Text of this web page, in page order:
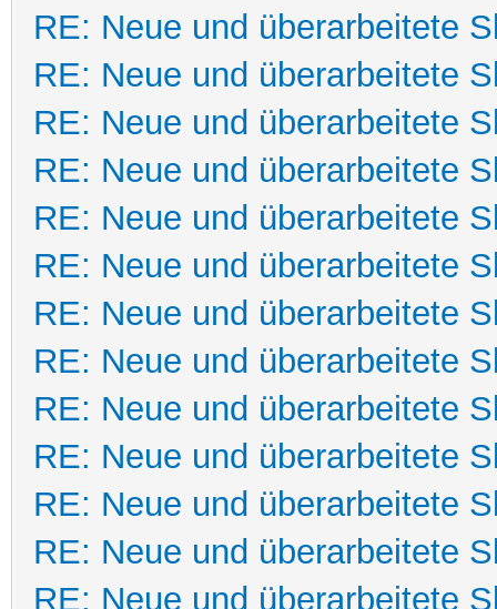
RE: Neue und überarbeitete
RE: Neue und überarbeitete
RE: Neue und überarbeitete
RE: Neue und überarbeitete
RE: Neue und überarbeitete
RE: Neue und überarbeitete
RE: Neue und überarbeitete
RE: Neue und überarbeitete
RE: Neue und überarbeitete
RE: Neue und überarbeitete
RE: Neue und überarbeitete
RE: Neue und überarbeitete
RE: Neue und überarbeitete